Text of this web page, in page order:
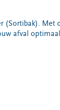
(Sortibak).
afval